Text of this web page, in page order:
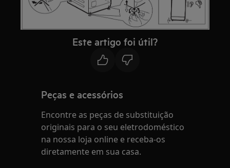
Este artigo foi útil?
Peças e acessórios
Encontre as peças de substituição
originais para o seu eletrodoméstico
na nossa loja online e receba-os
diretamente em sua casa.